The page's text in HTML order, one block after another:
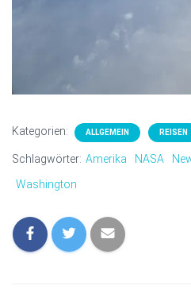
Kategorien: ALLGEMEIN REISEN
Schlagwörter: Amerika NASA
Washington